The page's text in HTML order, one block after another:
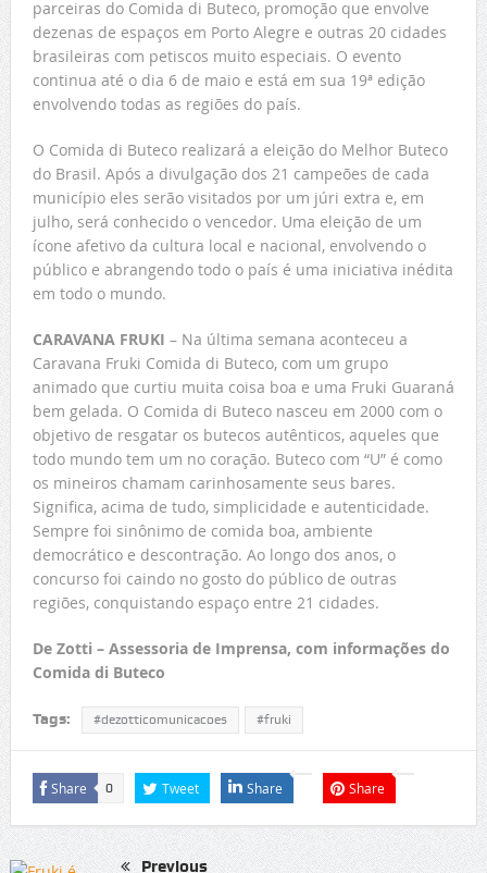
parceiras do Comida di Buteco, promoção que envolve
dezenas de espaços em Porto Alegre e outras 20 cidades
brasileiras com petiscos muito especiais. O evento
continua até o dia 6 de maio e está em sua 19ª edição
envolvendo todas as regiões do país.
O Comida di Buteco realizará a eleição do Melhor Buteco
do Brasil. Após a divulgação dos 21 campeões de cada
município eles serão visitados por um júri extra e, em
julho, será conhecido o vencedor. Uma eleição de um
ícone afetivo da cultura local e nacional, envolvendo o
público e abrangendo todo o país é uma iniciativa inédita
em todo o mundo.
CARAVANA FRUKI – Na última semana aconteceu a
Caravana Fruki Comida di Buteco, com um grupo
animado que curtiu muita coisa boa e uma Fruki Guaraná
bem gelada. O Comida di Buteco nasceu em 2000 com o
objetivo de resgatar os butecos autênticos, aqueles que
todo mundo tem um no coração. Buteco com “U” é como
os mineiros chamam carinhosamente seus bares.
Significa, acima de tudo, simplicidade e autenticidade.
Sempre foi sinônimo de comida boa, ambiente
democrático e descontração. Ao longo dos anos, o
concurso foi caindo no gosto do público de outras
regiões, conquistando espaço entre 21 cidades.
De Zotti – Assessoria de Imprensa, com informações do
Comida di Buteco
Tags: #dezotticomunicacoes #fruki
Share 0 Tweet Share Share
Previous